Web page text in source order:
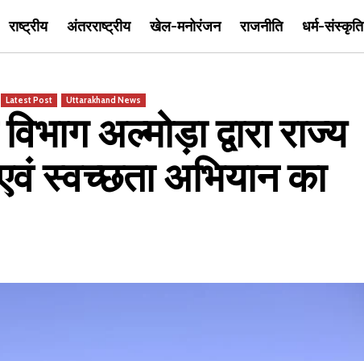
राष्ट्रीय अंतरराष्ट्रीय खेल-मनोरंजन राजनीति धर्म-संस्कृति
Latest Post Uttarakhand News
अल्मोड़ा द्वारा राज्य
स्वच्छता अभियान का